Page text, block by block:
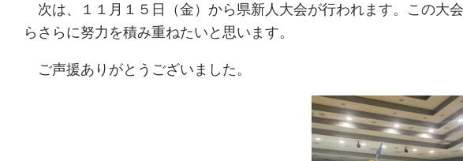
次は、１１月１５日（金）から県新人大会が行われます。この大
らさらに努力を積み重ねたいと思います。
ご声援ありがとうございました。